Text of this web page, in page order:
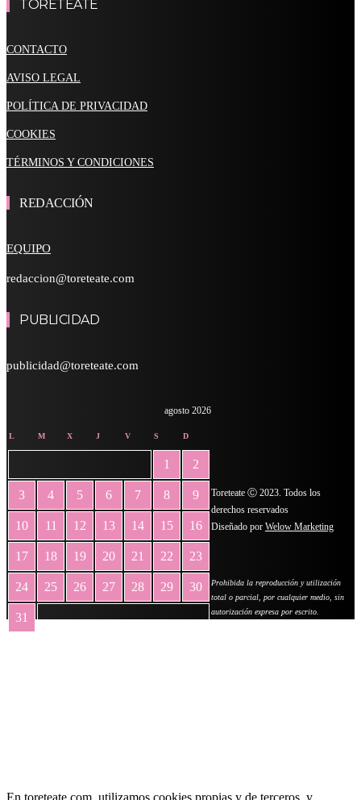
TORETEATE
CONTACTO
AVISO LEGAL
POLÍTICA DE PRIVACIDAD
COOKIES
TÉRMINOS Y CONDICIONES
REDACCIÓN
EQUIPO
redaccion@toreteate.com
PUBLICIDAD
publicidad@toreteate.com
agosto 2026
L M X J V S D
1 2
3 4 5 6 7 8 9
10 11 12 13 14 15 16
17 18 19 20 21 22 23
24 25 26 27 28 29 30
31
Toreteate Ⓒ 2023. Todos los
derechos reservados
Diseñado por Welow Marketing
Prohibida la reproducción y utilización
total o parcial, por cualquier medio, sin
autorización expresa por escrito.
En toreteate.com, utilizamos cookies propias y de terceros, y